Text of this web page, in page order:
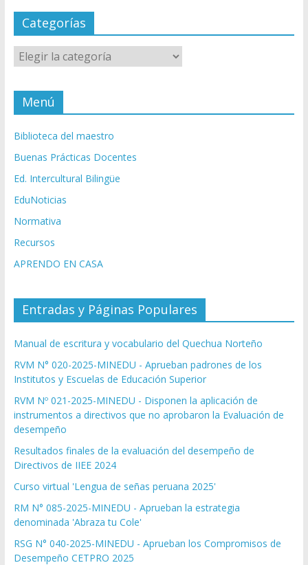
Categorías
Categorías
Menú
Biblioteca del maestro
Buenas Prácticas Docentes
Ed. Intercultural Bilingüe
EduNoticias
Normativa
Recursos
APRENDO EN CASA
Entradas y Páginas Populares
Manual de escritura y vocabulario del Quechua Norteño
RVM N° 020-2025-MINEDU - Aprueban padrones de los
Institutos y Escuelas de Educación Superior
RVM Nº 021-2025-MINEDU - Disponen la aplicación de
instrumentos a directivos que no aprobaron la Evaluación de
desempeño
Resultados finales de la evaluación del desempeño de
Directivos de IIEE 2024
Curso virtual 'Lengua de señas peruana 2025'
RM N° 085-2025-MINEDU - Aprueban la estrategia
denominada 'Abraza tu Cole'
RSG N° 040-2025-MINEDU - Aprueban los Compromisos de
Desempeño CETPRO 2025